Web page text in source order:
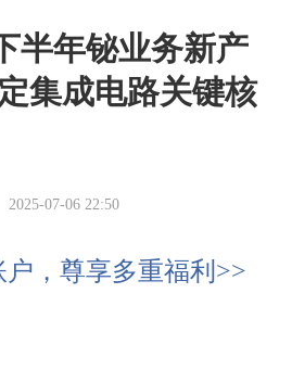
半年铋业务新产
集成电路关键核
2025-07-06 22:50
，尊享多重福利>>